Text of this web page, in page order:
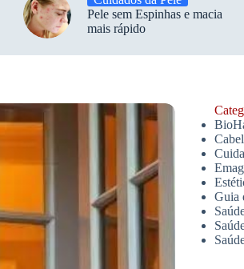
Pele sem Espinhas e macia
mais rápido
Guia